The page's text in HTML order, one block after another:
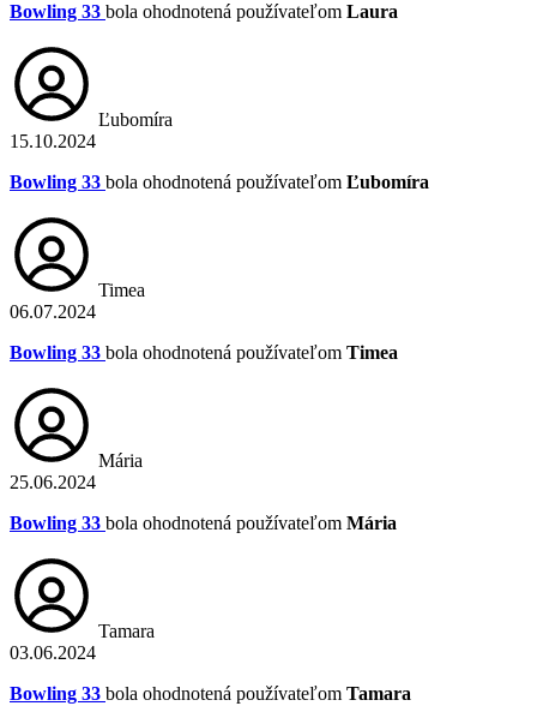
Bowling 33 bola ohodnotená používateľom Laura
Ľubomíra
15.10.2024
Bowling 33 bola ohodnotená používateľom Ľubomíra
Timea
06.07.2024
Bowling 33 bola ohodnotená používateľom Timea
Mária
25.06.2024
Bowling 33 bola ohodnotená používateľom Mária
Tamara
03.06.2024
Bowling 33 bola ohodnotená používateľom Tamara